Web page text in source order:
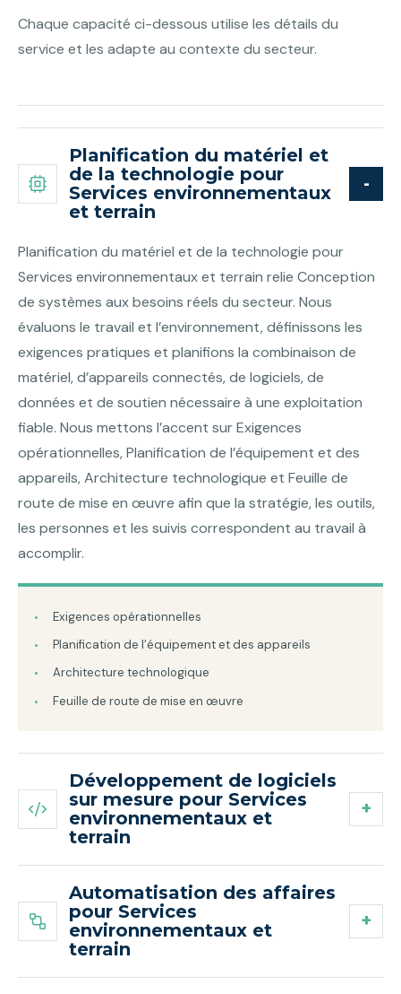
Chaque capacité ci-dessous utilise les détails du
service et les adapte au contexte du secteur.
Planification du matériel et
de la technologie pour
Services environnementaux
et terrain
Planification du matériel et de la technologie pour
Services environnementaux et terrain relie Conception
de systèmes aux besoins réels du secteur. Nous
évaluons le travail et l’environnement, définissons les
exigences pratiques et planifions la combinaison de
matériel, d’appareils connectés, de logiciels, de
données et de soutien nécessaire à une exploitation
fiable. Nous mettons l’accent sur Exigences
opérationnelles, Planification de l’équipement et des
appareils, Architecture technologique et Feuille de
route de mise en œuvre afin que la stratégie, les outils,
les personnes et les suivis correspondent au travail à
accomplir.
Exigences opérationnelles
Planification de l’équipement et des appareils
Architecture technologique
Feuille de route de mise en œuvre
Développement de logiciels
sur mesure pour Services
environnementaux et
terrain
Automatisation des affaires
pour Services
environnementaux et
terrain